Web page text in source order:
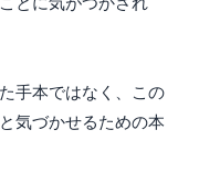
手本ではなく、この
気づかせるための本